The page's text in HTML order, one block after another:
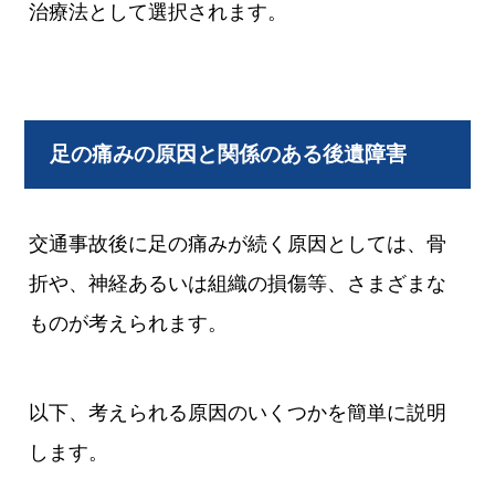
治療法として選択されます。
足の痛みの原因と関係のある後遺障害
交通事故後に足の痛みが続く原因としては、骨
折や、神経あるいは組織の損傷等、さまざまな
ものが考えられます。
以下、考えられる原因のいくつかを簡単に説明
します。